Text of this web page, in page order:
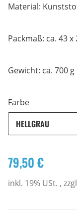
Material:
Packmaß: ca. 43 x
Gewicht: ca. 700 g
Farbe
HELLGRAU
79,50 €
inkl. 19% USt. ,